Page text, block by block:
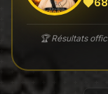
🏆 Résultats